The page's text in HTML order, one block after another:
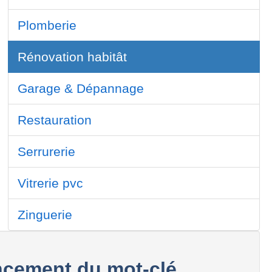
Plomberie
Rénovation habitât
Garage & Dépannage
Restauration
Serrurerie
Vitrerie pvc
Zinguerie